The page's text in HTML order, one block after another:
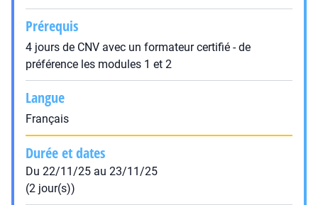
Prérequis
4 jours de CNV avec un formateur certifié - de
préférence les modules 1 et 2
Langue
Français
Durée et dates
Du 22/11/25 au 23/11/25
(2 jour(s))